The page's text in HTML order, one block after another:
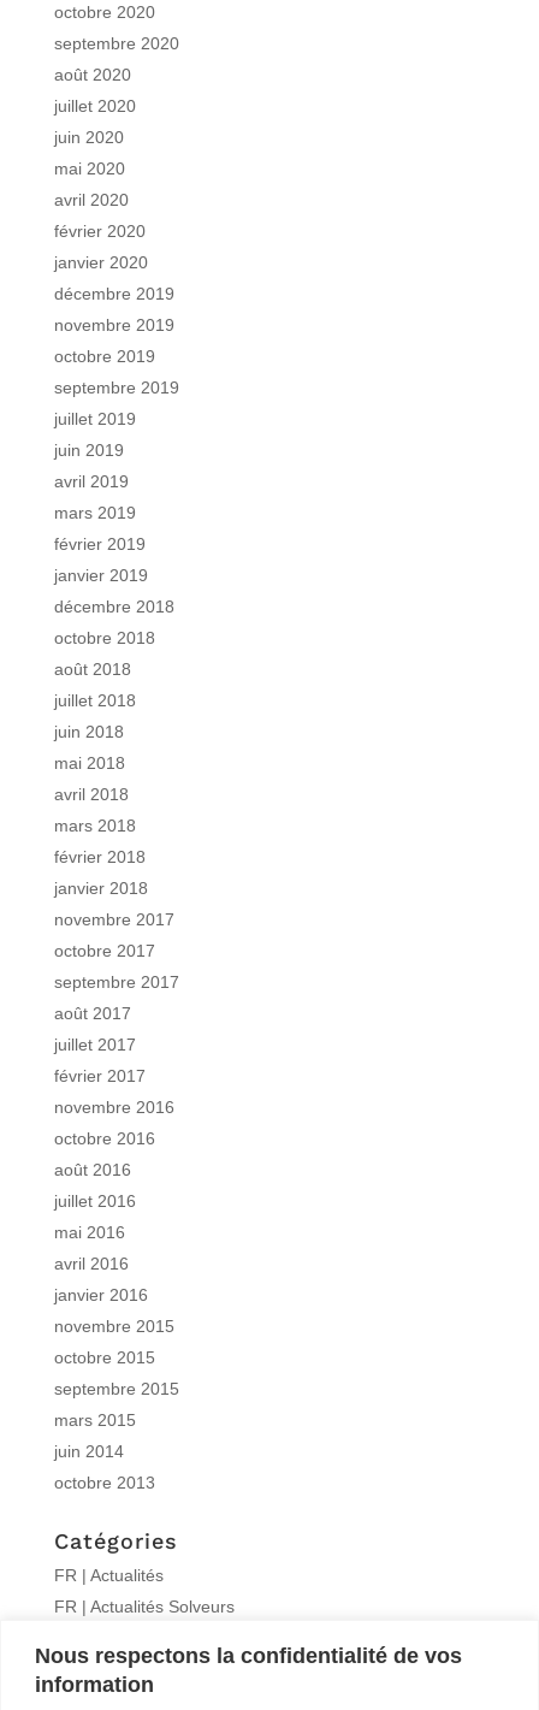
Nous respectons la confidentialité de vos
information
octobre 2020
septembre 2020
août 2020
juillet 2020
juin 2020
mai 2020
avril 2020
février 2020
janvier 2020
décembre 2019
novembre 2019
octobre 2019
septembre 2019
juillet 2019
juin 2019
avril 2019
mars 2019
février 2019
janvier 2019
décembre 2018
octobre 2018
août 2018
juillet 2018
juin 2018
mai 2018
avril 2018
mars 2018
février 2018
janvier 2018
novembre 2017
octobre 2017
septembre 2017
août 2017
juillet 2017
février 2017
novembre 2016
octobre 2016
août 2016
juillet 2016
mai 2016
avril 2016
janvier 2016
novembre 2015
octobre 2015
septembre 2015
mars 2015
juin 2014
octobre 2013
Catégories
FR | Actualités
FR | Actualités Solveurs
FR | Interview